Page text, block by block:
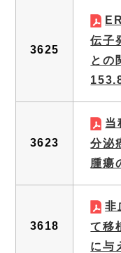
3625
伝子
との
3623
当
分泌
腫瘍
3618
非
て移
に与